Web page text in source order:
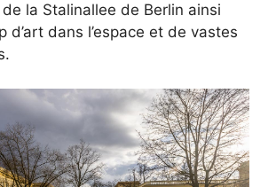
la Stalinallee de Berlin ainsi
d’art dans l’espace et de vastes